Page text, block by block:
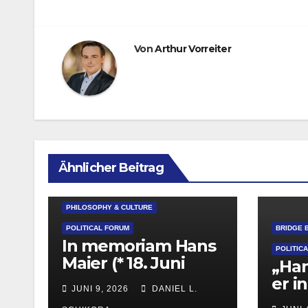
VonArthur Vorreiter
Ähnlicher Beitrag
PHILOSOPHY & CULTURE
POLITICAL FORUM
In memoriam Hans
Maier (* 18. Juni
JUNI 9, 2026 DANIEL L.
BRIDGE
er